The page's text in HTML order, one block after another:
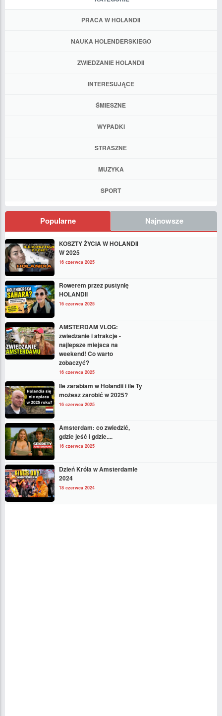
PRACA W HOLANDII
NAUKA HOLENDERSKIEGO
ZWIEDZANIE HOLANDII
INTERESUJĄCE
ŚMIESZNE
WYPADKI
STRASZNE
MUZYKA
SPORT
Popularne Najnowsze
KOSZTY ŻYCIA W HOLANDII
W 2025
16 czerwca 2025
Rowerem przez pustynię
HOLANDII
16 czerwca 2025
AMSTERDAM VLOG:
zwiedzanie i atrakcje -
najlepsze miejsca na
weekend! Co warto
zobaczyć?
16 czerwca 2025
Ile zarabiam w Holandii i ile Ty
możesz zarobić w 2025?
16 czerwca 2025
Amsterdam: co zwiedzić,
gdzie jeść i gdzie....
16 czerwca 2025
Dzień Króla w Amsterdamie
2024
18 czerwca 2024